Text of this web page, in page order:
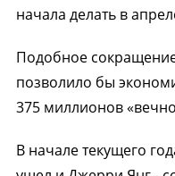
начала делать в
Подобное
позволило бы
375 миллионов
В начале текущего